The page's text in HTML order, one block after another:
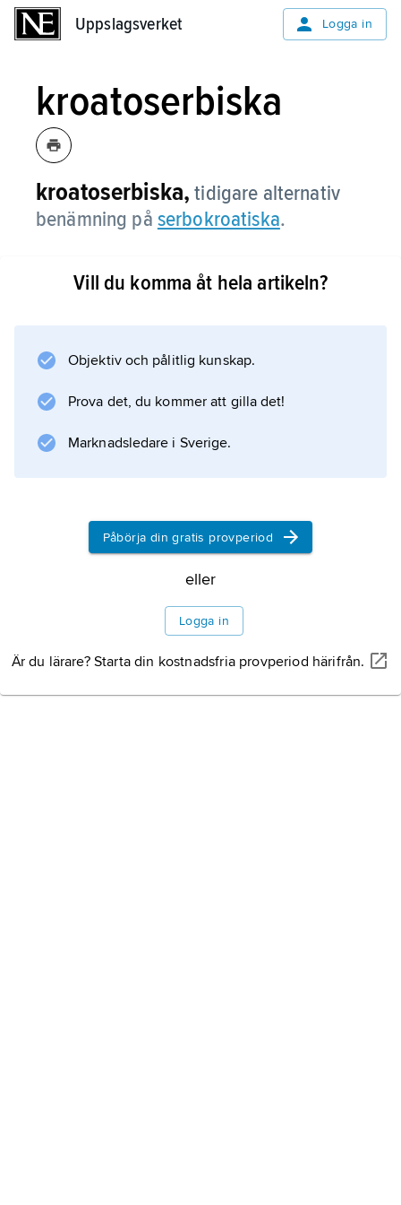
Uppslagsverket Logga in
kroatoserbiska
kroatoserbiska, tidigare alternativ
benämning på serbokroatiska.
Vill du komma åt hela artikeln?
Objektiv och pålitlig kunskap.
Prova det, du kommer att gilla det!
Marknadsledare i Sverige.
Påbörja din gratis provperiod
eller
Logga in
Är du lärare? Starta din kostnadsfria provperiod härifrån.